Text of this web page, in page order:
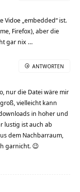
Vidoe „embedded“ ist.
Firefox), aber die
gar nix …
nur die Datei wäre mir
vielleicht kann
in hoher und
lustig ist auch ab
dem Nachbarraum,
garnicht. 😉
ANTWORTEN